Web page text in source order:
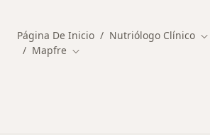
Página De Inicio Nutriólogo Clínico
Mapfre Cambiar de ciudad